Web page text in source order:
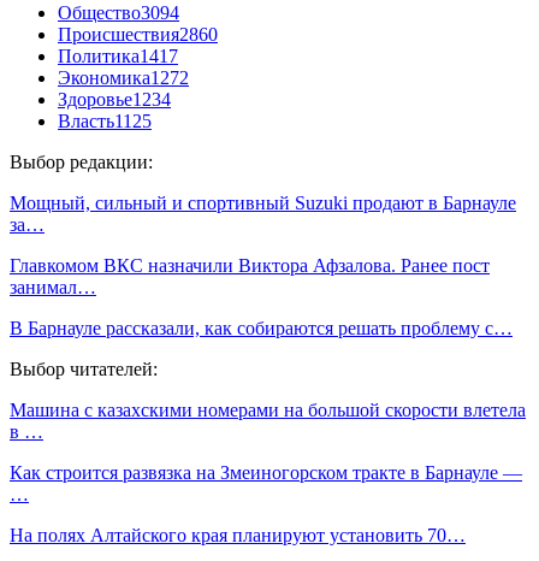
Общество3094
Происшествия2860
Политика1417
Экономика1272
Здоровье1234
Власть1125
Выбор редакции:
Мощный, сильный и спортивный Suzuki продают в Барнауле
за…
Главкомом ВКС назначили Виктора Афзалова. Ранее пост
занимал…
В Барнауле рассказали, как собираются решать проблему с…
Выбор читателей:
Машина с казахскими номерами на большой скорости влетела
в …
Как строится развязка на Змеиногорском тракте в Барнауле —
…
На полях Алтайского края планируют установить 70…